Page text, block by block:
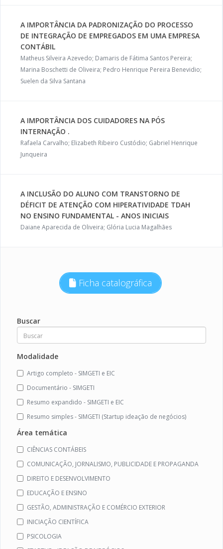
A IMPORTÂNCIA DA PADRONIZAÇÃO DO PROCESSO
DE INTEGRAÇÃO DE EMPREGADOS EM UMA EMPRESA
CONTÁBIL
Matheus Silveira Azevedo; Damaris de Fátima Santos Pereira;
Marina Boschetti de Oliveira; Pedro Henrique Pereira Benevidio;
Suelen da Silva Santana
A IMPORTÂNCIA DOS CUIDADORES NA PÓS
INTERNAÇÃO .
Rafaela Carvalho; Elizabeth Ribeiro Custódio; Gabriel Henrique
Junqueira
A INCLUSÃO DO ALUNO COM TRANSTORNO DE
DÉFICIT DE ATENÇÃO COM HIPERATIVIDADE TDAH
NO ENSINO FUNDAMENTAL - ANOS INICIAIS
Daiane Aparecida de Oliveira; Glória Lucia Magalhães
Ficha catalográfica
Buscar
Modalidade
Artigo completo - SIMGETI e EIC
Documentário - SIMGETI
Resumo expandido - SIMGETI e EIC
Resumo simples - SIMGETI (Startup ideação de negócios)
Área temática
CIÊNCIAS CONTÁBEIS
COMUNICAÇÃO, JORNALISMO, PUBLICIDADE E PROPAGANDA
DIREITO E DESENVOLVIMENTO
EDUCAÇÃO E ENSINO
GESTÃO, ADMINISTRAÇÃO E COMÉRCIO EXTERIOR
INICIAÇÃO CIENTÍFICA
PSICOLOGIA